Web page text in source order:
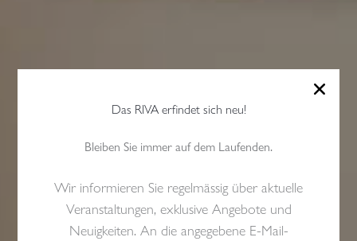
Das RIVA erfindet sich neu!
Bleiben Sie immer auf dem Laufenden.
Wir informieren Sie regelmässig über aktuelle
Veranstaltungen, exklusive Angebote und
Neuigkeiten. An die angegebene E-Mail-